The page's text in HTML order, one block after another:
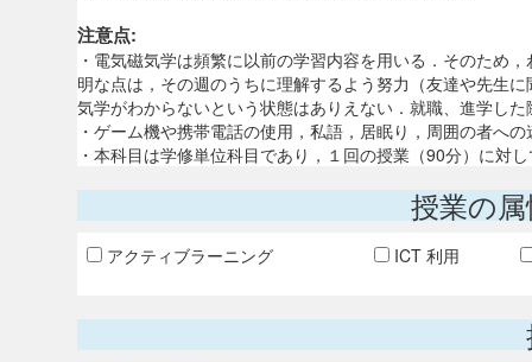
注意点:
・電気磁気学は頻繁に以前の学習内容を用いる．そのため
明な点は，その週のうちに理解するよう努力（友達や先生
気学がわからないという状態はありえない．就職、進学し
・ゲーム機や携帯電話の使用，私語，居眠り，周囲の者へ
・本科目は学修単位科目であり，１回の授業（90分）に対
授業の
アクティブラーニング ICT 利用